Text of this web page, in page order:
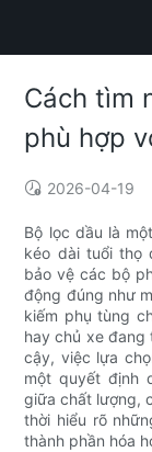
Cách tìm
phù hợp
2026-04-19
Bộ lọc dầu là
kéo dài tuổi thọ
bảo vệ các bộ
động đúng như
kiếm phụ tùng
hay chủ xe đang
cậy, việc lựa
một quyết định
giữa chất lượng,
thời hiểu rõ
thành phần hóa